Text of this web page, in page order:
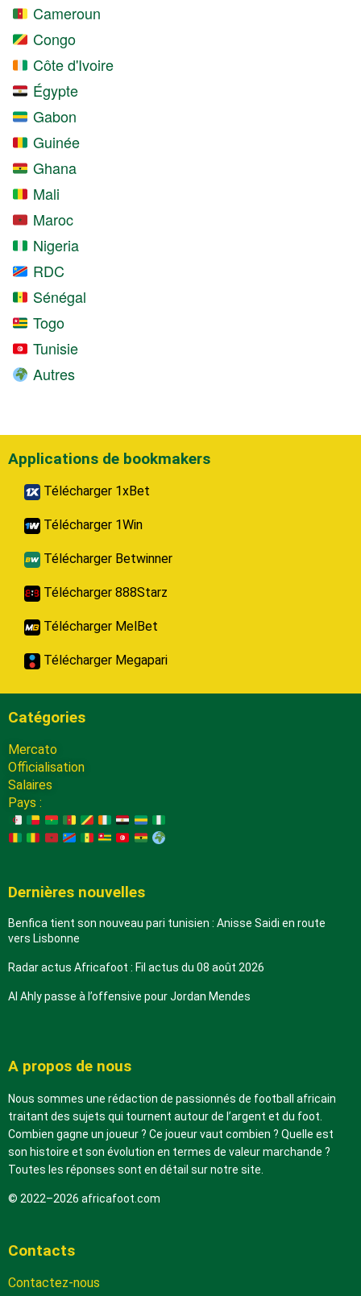
Cameroun
Congo
Côte d'Ivoire
Égypte
Gabon
Guinée
Ghana
Mali
Maroc
Nigeria
RDC
Sénégal
Togo
Tunisie
Autres
Applications de bookmakers
Télécharger 1xBet
Télécharger 1Win
Télécharger Betwinner
Télécharger 888Starz
Télécharger MelBet
Télécharger Megapari
Catégories
Mercato
Officialisation
Salaires
Pays :
Dernières nouvelles
Benfica tient son nouveau pari tunisien : Anisse Saidi en route
vers Lisbonne
Radar actus Africafoot : Fil actus du 08 août 2026
Al Ahly passe à l’offensive pour Jordan Mendes
A propos de nous
Nous sommes une rédaction de passionnés de football africain
traitant des sujets qui tournent autour de l’argent et du foot.
Combien gagne un joueur ? Ce joueur vaut combien ? Quelle est
son histoire et son évolution en termes de valeur marchande ?
Toutes les réponses sont en détail sur notre site.
© 2022–2026 africafoot.com
Contacts
Contactez-nous